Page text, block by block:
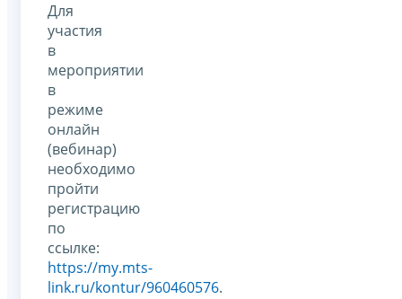
Для
участия
в
мероприятии
в
режиме
онлайн
(вебинар)
необходимо
пройти
регистрацию
по
ссылке:
https://my.mts-
link.ru/kontur/960460576.